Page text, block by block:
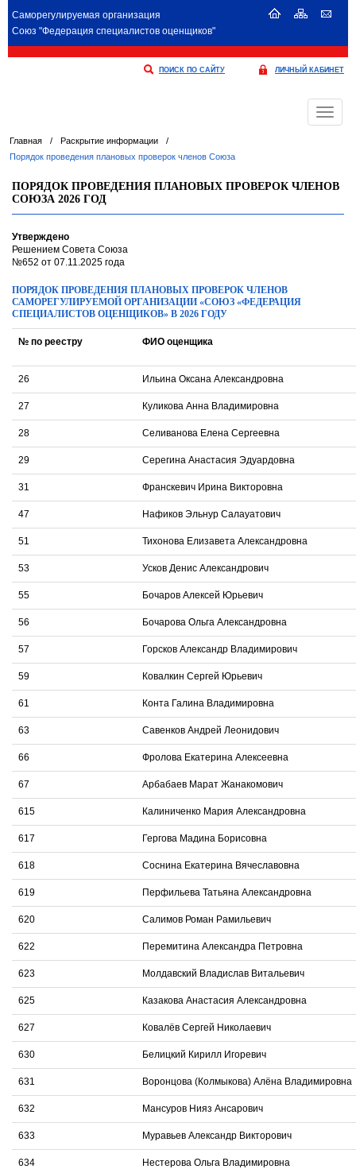
Саморегулируемая организация
Союз "Федерация специалистов оценщиков"
ПОИСК ПО САЙТУ ЛИЧНЫЙ КАБИНЕТ
Меню
Главная / Раскрытие информации
/
Порядок проведения плановых проверок членов Союза
ПОРЯДОК ПРОВЕДЕНИЯ ПЛАНОВЫХ ПРОВЕРОК ЧЛЕНОВ
СОЮЗА 2026 ГОД
Утверждено
Решением Совета Союза
№652 от 07.11.2025 года
ПОРЯДОК ПРОВЕДЕНИЯ ПЛАНОВЫХ ПРОВЕРОК ЧЛЕНОВ
САМОРЕГУЛИРУЕМОЙ ОРГАНИЗАЦИИ «СОЮЗ «ФЕДЕРАЦИЯ
СПЕЦИАЛИСТОВ ОЦЕНЩИКОВ» В 2026 ГОДУ
№ по реестру ФИО оценщика
26 Ильина Оксана Александровна
27 Куликова Анна Владимировна
28 Селиванова Елена Сергеевна
29 Серегина Анастасия Эдуардовна
31 Франскевич Ирина Викторовна
47 Нафиков Эльнур Салауатович
51 Тихонова Елизавета Александровна
53 Усков Денис Александрович
55 Бочаров Алексей Юрьевич
56 Бочарова Ольга Александровна
57 Горсков Александр Владимирович
59 Ковалкин Сергей Юрьевич
61 Конта Галина Владимировна
63 Савенков Андрей Леонидович
66 Фролова Екатерина Алексеевна
67 Арбабаев Марат Жанакомович
615 Калиниченко Мария Александровна
617 Гергова Мадина Борисовна
618 Соснина Екатерина Вячеславовна
619 Перфильева Татьяна Александровна
620 Салимов Роман Рамильевич
622 Перемитина Александра Петровна
623 Молдавский Владислав Витальевич
625 Казакова Анастасия Александровна
627 Ковалёв Сергей Николаевич
630 Белицкий Кирилл Игоревич
631 Воронцова (Колмыкова) Алёна Владимировна
632 Мансуров Нияз Ансарович
633 Муравьев Александр Викторович
634 Нестерова Ольга Владимировна